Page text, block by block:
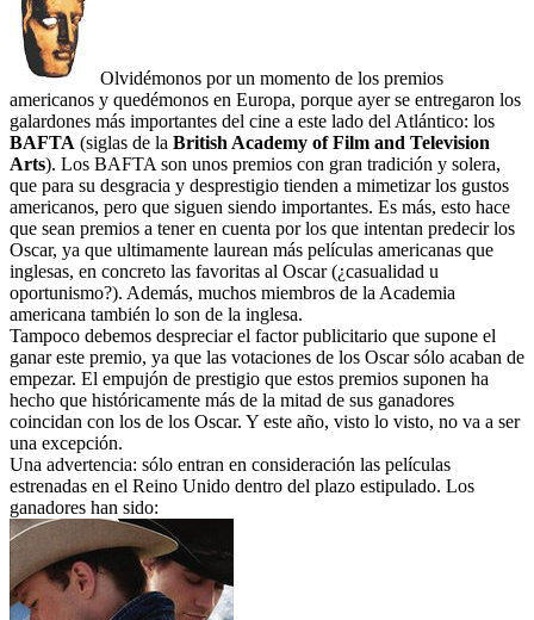
Olvidémonos por un momento de los premios
americanos y quedémonos en Europa, porque ayer se entregaron los
galardones más importantes del cine a este lado del Atlántico: los
BAFTA (siglas de la British Academy of Film and Television
Arts). Los BAFTA son unos premios con gran tradición y solera,
que para su desgracia y desprestigio tienden a mimetizar los gustos
americanos, pero que siguen siendo importantes. Es más, esto hace
que sean premios a tener en cuenta por los que intentan predecir los
Oscar, ya que ultimamente laurean más películas americanas que
inglesas, en concreto las favoritas al Oscar (¿casualidad u
oportunismo?). Además, muchos miembros de la Academia
americana también lo son de la inglesa.
Tampoco debemos despreciar el factor publicitario que supone el
ganar este premio, ya que las votaciones de los Oscar sólo acaban de
empezar. El empujón de prestigio que estos premios suponen ha
hecho que históricamente más de la mitad de sus ganadores
coincidan con los de los Oscar. Y este año, visto lo visto, no va a ser
una excepción.
Una advertencia: sólo entran en consideración las películas
estrenadas en el Reino Unido dentro del plazo estipulado. Los
ganadores han sido: